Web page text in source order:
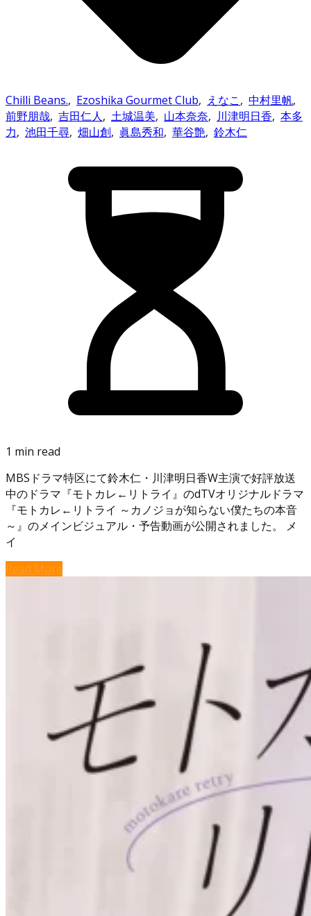
Chilli Beans., Ezoshika Gourmet Club, えなこ, 中村里帆,
前野朋哉, 吉田仁人, 土城温美, 山本奈奈, 川津明日香, 本多
力, 池田千尋, 畑山創, 眞島秀和, 華谷艶, 鈴木仁
1 min read
MBSドラマ特区にて鈴木仁・川津明日香W主演で好評放送
中のドラマ『モトカレ←リトライ』のdTVオリジナルドラマ
『モトカレ←リトライ ～カノジョが知らない僕たちの本音
～』のメインビジュアル・予告動画が公開されました。 メ
イ
Read More